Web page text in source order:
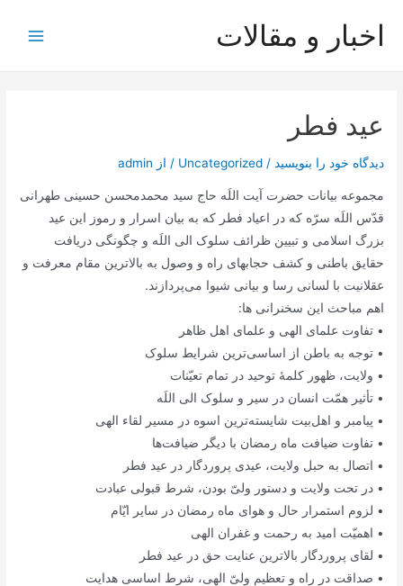
اخبار و مقالات
عید فطر
دیدگاه‌ خود را بنویسید /
Uncategorized / از admin
مجموعه بیانات حضرت آیت اللَه حاج سید محمدمحسن حسینی طهرانی
قدّس اللَه سرّه که در اعیاد فطر که به بیان اسرار و رموز این عید
بزرگ اسلامی و تبیین ظرائف سلوک الی اللَه و چگونگی دریافت
حقایق باطنی و کشف حجابهای راه و وصول به بالاترین مقام معرفت و
عقلانیت با لسانی رسا و بیانی شیوا می‌پردازند.
اهم مباحث این سخنرانی ها:
• تفاوت علمای الهی و علمای اهل ظاهر
• توجه به باطن از اساسی‌ترین شرایط سلوک
• ولایت، ظهور کلمۀ توحید در تمام تعیّنات
• تأثیر همّت انسان در سیر و سلوک الی اللَه
• پیامبر و اهل‌بیت شایسته‌ترین اسوه در مسیر لقاء الهی
• تفاوت ضیافت ماه رمضان با دیگر ضیافت‌ها
• اتصال به حبل ولایت، عیدی پروردگار در عید فطر
• در تحت ولایت و دستور ولیّ بودن، شرط قبولی عبادت
• لزوم استمرار حال و هوای ماه رمضان در سایر ایّام
• اهمیّت امید به رحمت و غفران الهی
• لقای پروردگار بالاترین عنایت حق در عید فطر
• صداقت در راه و تعظیم ولیّ الهی، شرط اساسی هدایت